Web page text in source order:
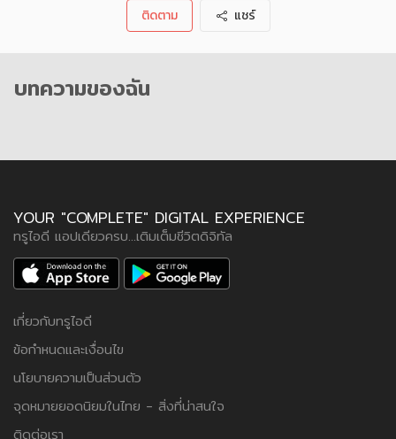
ติดตาม แชร์
บทความของฉัน
YOUR "COMPLETE" DIGITAL EXPERIENCE
ทรูไอดี แอปเดียวครบ...เติมเต็มชีวิตดิจิทัล
เกี่ยวกับทรูไอดี
ข้อกำหนดและเงื่อนไข
นโยบายความเป็นส่วนตัว
จุดหมายยอดนิยมในไทย - สิ่งที่น่าสนใจ
ติดต่อเรา